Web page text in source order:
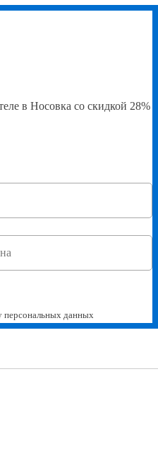
в Носовка со скидкой 28%
персональных данных